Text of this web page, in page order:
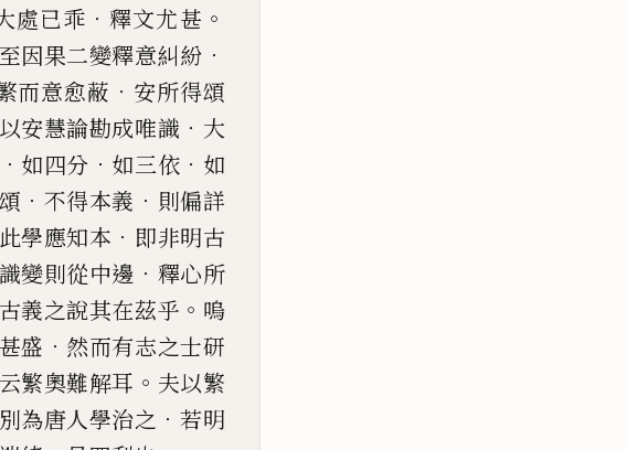
處已乖 ．釋文尤甚 。
因果二變釋意糾紛 ．
而意愈蔽 ． 安所得頌
安慧論勘成唯識 ． 大
． 如四分 ． 如三依 ． 如
． 不得本義 ． 則偏詳
學應知本 ． 即非明古
變則從中邊 ． 釋心所
古義之說其在茲乎 。 嗚
盛 ． 然而有志之士研
繁奧難解耳 。 夫以繁
為唐人學治之 ．若明